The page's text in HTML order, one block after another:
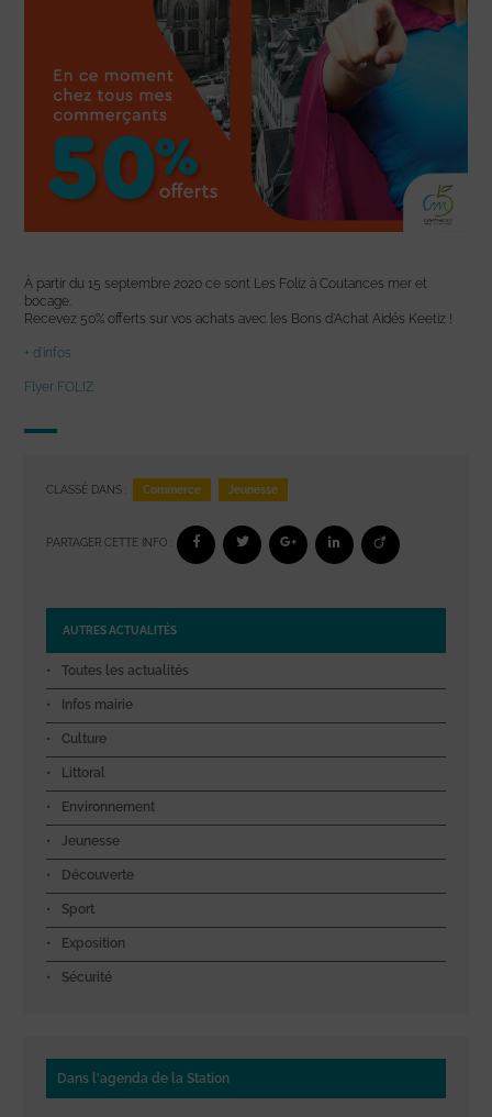
À partir du 15 septembre 2020 ce sont Les Foliz à Coutances mer et
bocage.
Recevez 50% offerts sur vos achats avec les Bons d’Achat Aidés Keetiz !
+ d’infos
Flyer FOLIZ
CLASSÉ DANS : Commerce Jeunesse
PARTAGER CETTE INFO :
AUTRES ACTUALITÉS
Toutes les actualités
Infos mairie
Culture
Littoral
Environnement
Jeunesse
Découverte
Sport
Exposition
Sécurité
Dans l'agenda de la Station